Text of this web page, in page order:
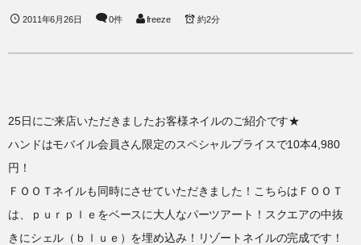
2011年6月26日 0件 freeze 約2分
25日にご来店いただきましたお客様ネイルのご紹介です★
ハンドはモバイル会員さん限定のスペシャルプライスで10本4,980
円！
ＦＯＯＴネイルも同時にさせていただきました！こちらはＦＯＯＴ
は、ｐｕｒｐｌｅをベースに大人なパーツアート！スクエアの中抜
きにシェル（ｂｌｕｅ）を埋め込み！リゾートネイルの完成です！